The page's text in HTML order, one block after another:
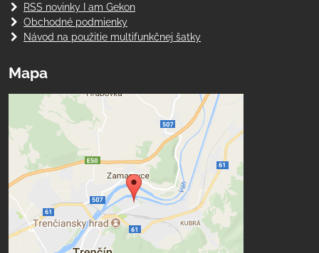
RSS novinky I am Gekon
Obchodné podmienky
Návod na použitie multifunkčnej šatky
Mapa